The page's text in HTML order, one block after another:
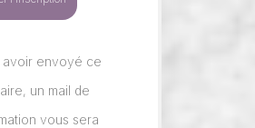
avoir envoyé ce
un mail de
vous sera